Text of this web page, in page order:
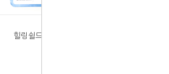
힐링쉴드 가민 D2 찰리 전용 시계보호